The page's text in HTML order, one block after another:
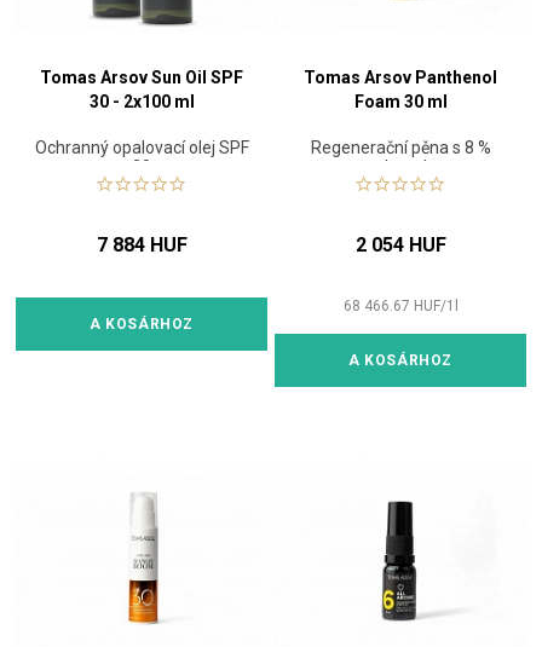
Tomas Arsov Sun Oil SPF
30 - 2x100 ml
Ochranný opalovací olej SPF
30
7 884 HUF
A KOSÁRHOZ
Tomas Arsov Panthenol
Foam 30 ml
Regenerační pěna s 8 %
panthenolem
2 054 HUF
68 466.67 HUF/1
A KOSÁRHOZ